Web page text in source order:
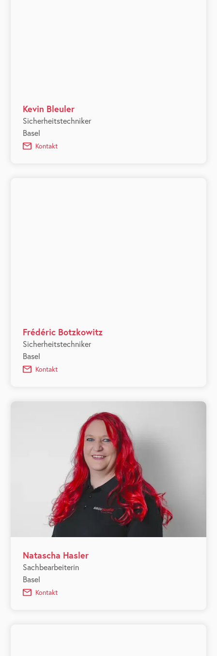
Kevin Bleuler
Sicherheitstechniker
Basel
Kontakt
Frédéric Botzkowitz
Sicherheitstechniker
Basel
Kontakt
Natascha Hasler
Sachbearbeiterin
Basel
Kontakt